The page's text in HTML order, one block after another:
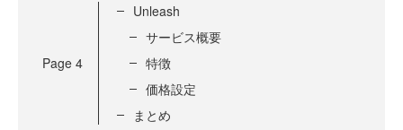
Page 4
Unleash
サービス概要
特徴
価格設定
まとめ